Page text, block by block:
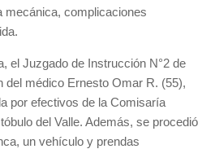
mecánica, complicaciones
el Juzgado de Instrucción N°2 de
del médico Ernesto Omar R. (55),
por efectivos de la Comisaría
del Valle. Además, se procedió
un vehículo y prendas